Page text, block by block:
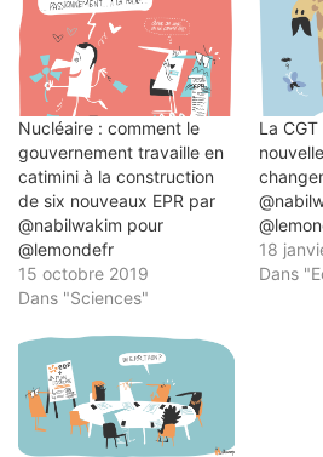
une
nouvelle
fenêtre)
Nucléaire : comment le
gouvernement travaille en
catimini à la construction
de six nouveaux EPR par
@nabilwakim pour
@lemondefr
15 octobre 2019
Dans "Sciences"
La
18
Dans